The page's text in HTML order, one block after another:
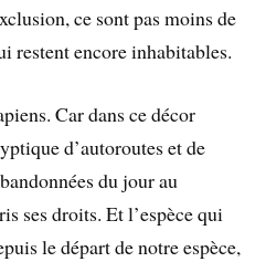
ce sont pas moins de
restent encore inhabitables.
Car dans ce décor
d’autoroutes et de
du jour au
ses droits. Et l’espèce qui
le départ de notre espèce,